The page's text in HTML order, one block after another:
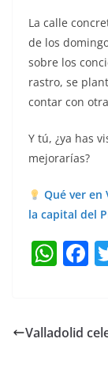
La calle
de los
sobre los
rastro, se
contar con
Y tú, ¿ya has
mejorarías?
Qué ver en
la capital del
W
s
F
e
Valladolid